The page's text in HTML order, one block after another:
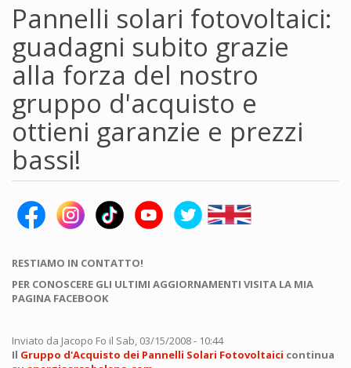
Pannelli solari fotovoltaici:
guadagni subito grazie
alla forza del nostro
gruppo d'acquisto e
ottieni garanzie e prezzi
bassi!
RESTIAMO IN CONTATTO!
PER CONOSCERE GLI ULTIMI AGGIORNAMENTI VISITA LA MIA
PAGINA FACEBOOK
Inviato da Jacopo Fo il Sab, 03/15/2008 - 10:44
Il Gruppo d'Acquisto dei Pannelli Solari Fotovoltaici continua